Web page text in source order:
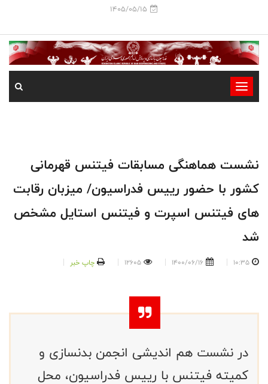
1405/05/15
-
-
نشست هماهنگی مسابقات فیتنس قهرمانی
کشور با حضور رییس فدراسیون/ میزبان رقابت
های فیتنس اسپرت و فیتنس استایل مشخص
شد
10:35
1400/06/16
12605 چاپ خبر
در نشست هم اندیشی انجمن بدنسازی و
کمیته فیتنس با رییس فدراسیون، محل